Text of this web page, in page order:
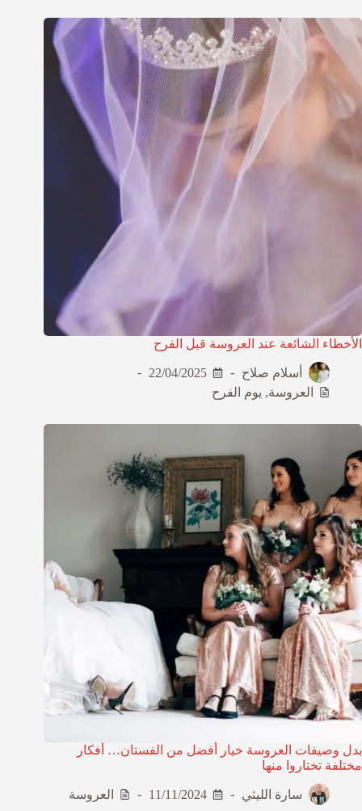
الأخطاء الشائعة عند العروسة قبل الفرح
أسلام صلاح
22/04/2025
العروسة, يوم الفرح
بدل وصيفات العروسة خيار أفضل من الفستان… أفكار
مختلفة تختاروا منها
سارة الليثي 11/11/2024 العروسة